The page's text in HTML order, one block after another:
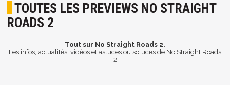
TOUTES LES PREVIEWS NO STRAIGHT
ROADS 2
Tout sur No Straight Roads 2.
Les infos, actualités, vidéos et astuces ou soluces de No Straight Roads
2